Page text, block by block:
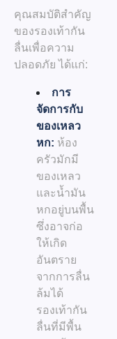
คุณสมบัติสำคัญ
ของรองเท้ากัน
ลื่นเพื่อความ
ปลอดภัย ได้แก่:
การ
จัดการกับ
ของเหลว
หก: ห้อง
ครัวมักมี
ของเหลว
และน้ำมัน
หกอยู่บนพื้น
ซึ่งอาจก่อ
ให้เกิด
อันตราย
จากการลื่น
ล้มได้
รองเท้ากัน
ลื่นที่มีพื้น